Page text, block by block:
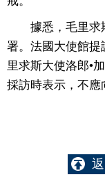
據悉，毛里求斯
署。法國大使館
里求斯大使洛郎•
採訪時表示，不應